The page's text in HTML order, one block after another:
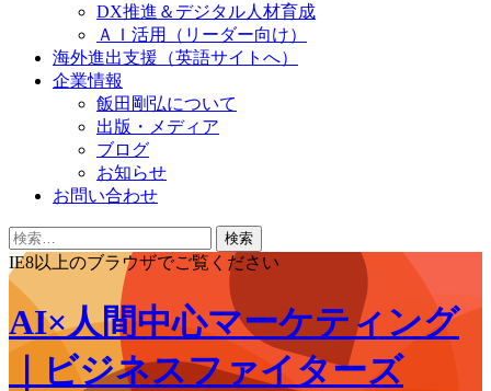
DX推進＆デジタル人材育成
ＡＩ活用（リーダー向け）
海外進出支援（英語サイトへ）
企業情報
飯田剛弘について
出版・メディア
ブログ
お知らせ
お問い合わせ
検
索:
IE8以上のブラウザでご覧ください
AI×人間中心マーケティング
｜ビジネスファイターズ